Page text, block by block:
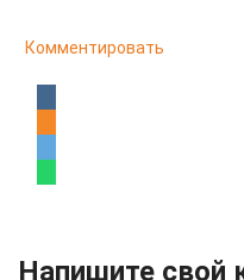
Комментировать
Напишите свой